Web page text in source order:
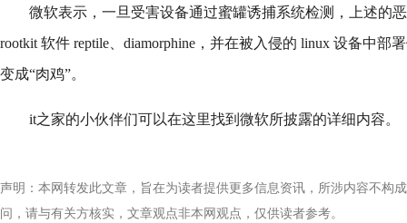
微软表示，一旦受害设备通过蜜罐诱捕系统检测，上述的
rootkit 软件 reptile、diamorphine，并在被入侵的 linux 设备中部
变成“肉鸡”。
it之家的小伙伴们可以在这里找到微软所披露的详细内容。
声明：本网转发此文章，旨在为读者提供更多信息资讯，所涉内容不构
问，请与有关方核实，文章观点非本网观点，仅供读者参考。